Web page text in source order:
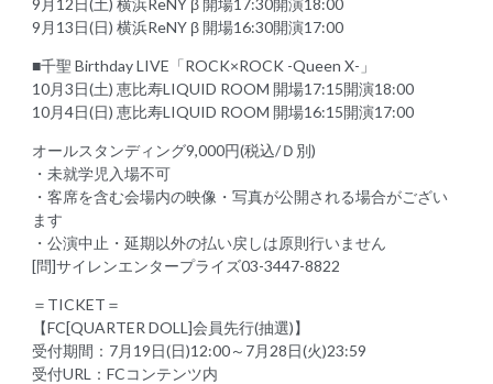
9月12日(土) 横浜ReNY β 開場17:30開演18:00
9月13日(日) 横浜ReNY β 開場16:30開演17:00
■千聖 Birthday LIVE「ROCK×ROCK -Queen X-」
10月3日(土) 恵比寿LIQUID ROOM 開場17:15開演18:00
10月4日(日) 恵比寿LIQUID ROOM 開場16:15開演17:00
オールスタンディング9,000円(税込/Ｄ別)
・未就学児入場不可
・客席を含む会場内の映像・写真が公開される場合がござい
ます
・公演中止・延期以外の払い戻しは原則行いません
[問]サイレンエンタープライズ03-3447-8822
＝TICKET＝
【FC[QUARTER DOLL]会員先行(抽選)】
受付期間：7月19日(日)12:00～7月28日(火)23:59
受付URL：FCコンテンツ内